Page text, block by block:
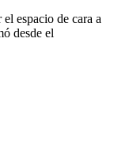
espacio de cara a
desde el